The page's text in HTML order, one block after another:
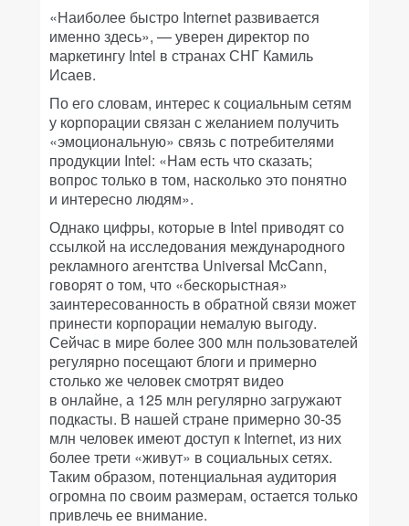
«Наиболее быстро Internet развивается
именно здесь», — уверен директор по
маркетингу Intel в странах СНГ Камиль
Исаев.
По его словам, интерес к социальным сетям
у корпорации связан с желанием получить
«эмоциональную» связь с потребителями
продукции Intel: «Нам есть что сказать;
вопрос только в том, насколько это понятно
и интересно людям».
Однако цифры, которые в Intel приводят со
ссылкой на исследования международного
рекламного агентства Universal McCann,
говорят о том, что «бескорыстная»
заинтересованность в обратной связи может
принести корпорации немалую выгоду.
Сейчас в мире более 300 млн пользователей
регулярно посещают блоги и примерно
столько же человек смотрят видео
в онлайне, а 125 млн регулярно загружают
подкасты. В нашей стране примерно 30-35
млн человек имеют доступ к Internet, из них
более трети «живут» в социальных сетях.
Таким образом, потенциальная аудитория
огромна по своим размерам, остается только
привлечь ее внимание.